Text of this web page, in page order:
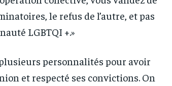
le refus de l’autre, et pas
LGBTQI +.»
personnalités pour avoir
et respecté ses convictions. On